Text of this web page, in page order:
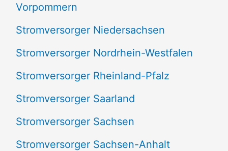
Vorpommern
Stromversorger Niedersachsen
Stromversorger Nordrhein-Westfalen
Stromversorger Rheinland-Pfalz
Stromversorger Saarland
Stromversorger Sachsen
Stromversorger Sachsen-Anhalt